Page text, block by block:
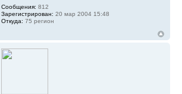
Сообщения: 812
Зарегистрирован: 20 мар 2004 15:48
Откуда: 75 регион